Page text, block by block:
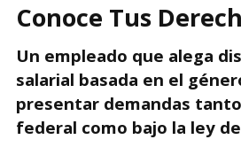
Conoce Tus
Un empleado que alega
salarial basada en el
presentar demandas
federal como bajo la ley